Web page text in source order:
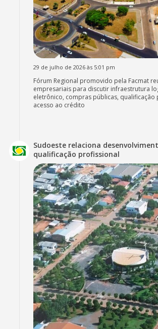
29 de julho de 2026 às 5:01 pm
Fórum Regional promovido pela Facmat
empresariais para discutir infraestrutura
eletrônico, compras públicas, qualificação
acesso ao crédito
Sudoeste relaciona
qualificação profissional